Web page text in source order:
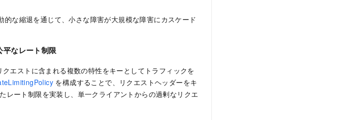
な縮退を通じて、小さな障害が大規模な障害にカスケード
平なレート制限
エストに含まれる複数の特性をキーとしてトラフィックを
を構成することで、リクエストヘッダーをキ
レート制限を実装し、単一クライアントからの過剰なリクエ